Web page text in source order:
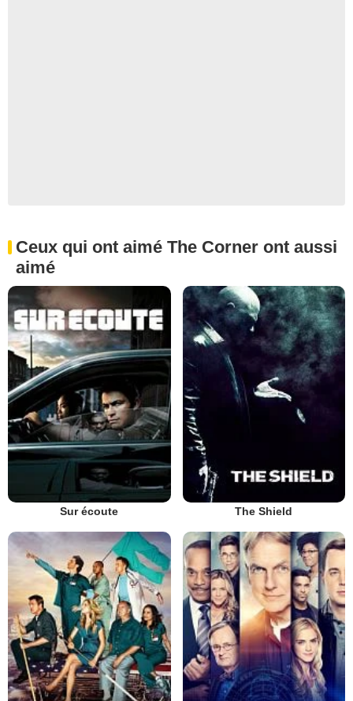
Ceux qui ont aimé The Corner ont aussi
aimé
Sur écoute The Shield